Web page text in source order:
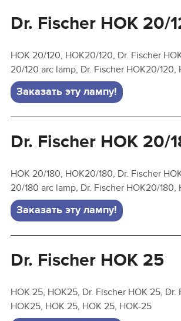
Dr. Fischer HOK 20/
HOK 20/120, HOK20/120, Dr. Fischer
20/120 arc lamp, Dr. Fischer HOK20/
Заказать эту лампу!
Dr. Fischer HOK 20/
HOK 20/180, HOK20/180, Dr. Fischer
20/180 arc lamp, Dr. Fischer HOK20/
Заказать эту лампу!
Dr. Fischer HOK 25
HOK 25, HOK25, Dr. Fischer HOK 25,
HOK25, HOK 25, HOK 25, HOK-25